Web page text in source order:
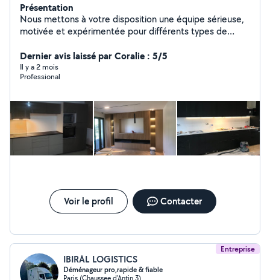
Présentation
Nous mettons à votre disposition une équipe sérieuse,
motivée et expérimentée pour différents types de
Manutention Montage / démontage de meubles
Travaux et bricolage Plusieurs personnes disponibles
selon vos besoins. Travail propre, rapide et efficace.
rapide.
Dernier avis laissé par Coralie : 5/5
Il y a 2 mois
Professional
Voir le profil Contacter
Entreprise
IBIRAL LOGISTICS
Déménageur pro,rapide & fiable
Paris (Chaussee d'Antin 3)